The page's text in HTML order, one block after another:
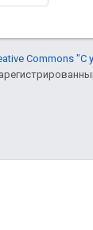
Commons "С